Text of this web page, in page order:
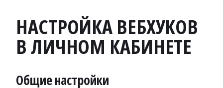
НАСТРОЙКА ВЕБХУКОВ
В ЛИЧНОМ КАБИНЕТЕ
Общие настройки